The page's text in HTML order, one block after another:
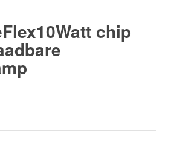
chip